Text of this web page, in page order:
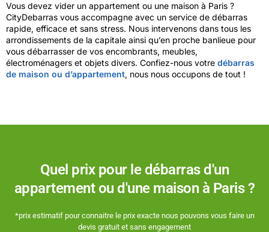
Vous devez vider un appartement ou une maison à Paris ?
CityDebarras vous accompagne avec un service de débarras
rapide, efficace et sans stress. Nous intervenons dans tous les
arrondissements de la capitale ainsi qu’en proche banlieue pour
vous débarrasser de vos encombrants, meubles,
électroménagers et objets divers. Confiez-nous votre débarras
de maison ou d’appartement, nous nous occupons de tout !
Quel prix pour le débarras d'un
appartement ou d'une maison à Paris ?
*prix estimatif pour connaitre le prix exacte nous pouvons vous faire un
devis gratuit et sans engagement